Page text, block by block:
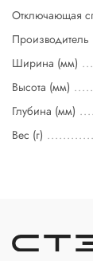
Отключающая
Производитель
Ширина (мм)
Высота (мм)
Глубина (мм)
Вес (г)